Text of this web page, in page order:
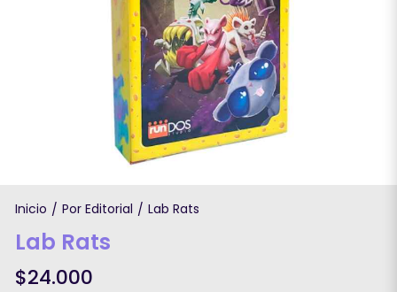
Inicio / Por Editorial / Lab Rats
Lab Rats
$24.000